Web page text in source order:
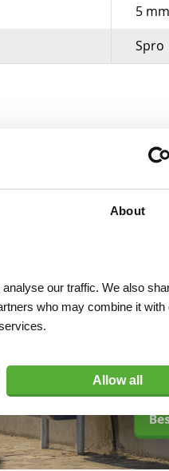
About
our traffic. We also
who may combine it with
Allow all
5
Spro